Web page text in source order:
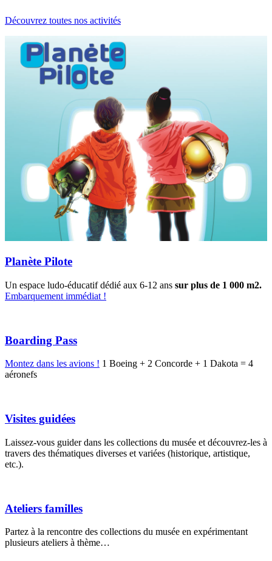
Découvrez toutes nos activités
Planète Pilote
Un espace ludo-éducatif dédié aux 6-12 ans sur plus de 1 000 m2.
Embarquement immédiat !
Boarding Pass
Montez dans les avions ! 1 Boeing + 2 Concorde + 1 Dakota = 4
aéronefs
Visites guidées
Laissez-vous guider dans les collections du musée et découvrez-les à
travers des thématiques diverses et variées (historique, artistique,
etc.).
Ateliers familles
Partez à la rencontre des collections du musée en expérimentant
plusieurs ateliers à thème…